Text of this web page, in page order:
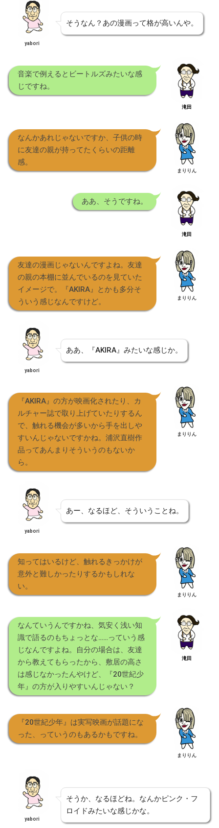
yabori
そうなん？あの漫画って格が高いんや。
音楽で例えるとビートルズみたいな感
じですね。
滝田
なんかあれじゃないですか、子供の時
に友達の親が持ってたくらいの距離
感。
まりりん
ああ、そうですね。
滝田
友達の漫画じゃないんですよね。友達
の親の本棚に並んでいるのを見ていた
イメージで。『AKIRA』とかも多分そ
ういう感じなんですけど。
まりりん
yabori
ああ、『AKIRA』みたいな感じか。
『AKIRA』の方が映画化されたり、カ
ルチャー誌で取り上げていたりするん
で、触れる機会が多いから手を出しや
すいんじゃないですかね。浦沢直樹作
品ってあんまりそういうのもないか
ら。
まりりん
yabori
あー、なるほど、そういうことね。
知ってはいるけど、触れるきっかけが
意外と難しかったりするかもしれな
い。
まりりん
なんていうんですかね、気安く浅い知
識で語るのもちょっとな……っていう感
じなんですよね。自分の場合は、友達
から教えてもらったから、敷居の高さ
は感じなかったんやけど、『20世紀少
年』の方が入りやすいんじゃない？
滝田
『20世紀少年』は実写映画が話題にな
った、っていうのもあるかもですね。
まりりん
yabori
そうか、なるほどね。なんかピンク・フ
ロイドみたいな感じかな。